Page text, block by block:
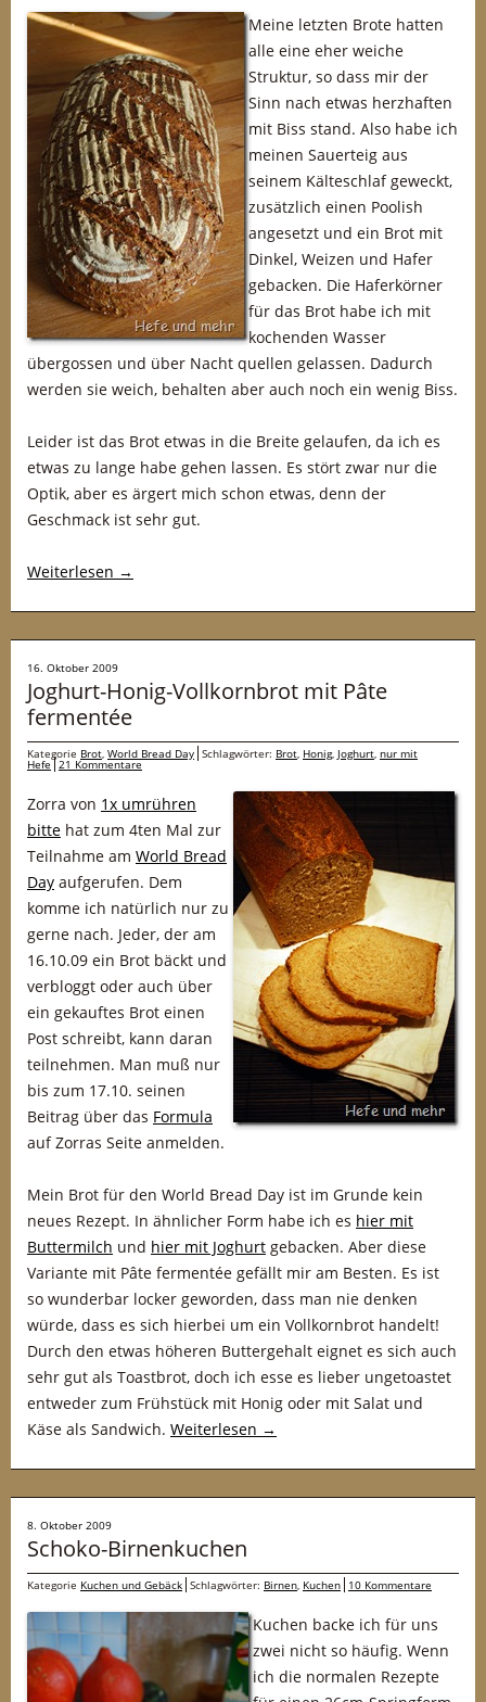
Meine letzten Brote hatten
alle eine eher weiche
Struktur, so dass mir der
Sinn nach etwas herzhaften
mit Biss stand. Also habe ich
meinen Sauerteig aus
seinem Kälteschlaf geweckt,
zusätzlich einen Poolish
angesetzt und ein Brot mit
Dinkel, Weizen und Hafer
gebacken. Die Haferkörner
für das Brot habe ich mit
kochenden Wasser
übergossen und über Nacht quellen gelassen. Dadurch
werden sie weich, behalten aber auch noch ein wenig Biss.
Leider ist das Brot etwas in die Breite gelaufen, da ich es
etwas zu lange habe gehen lassen. Es stört zwar nur die
Optik, aber es ärgert mich schon etwas, denn der
Geschmack ist sehr gut.
Weiterlesen →
16. Oktober 2009
Joghurt-Honig-Vollkornbrot mit Pâte
fermentée
Kategorie Brot, World Bread Day Schlagwörter: Brot, Honig, Joghurt, nur mit
Hefe 21 Kommentare
Zorra von 1x umrühren
bitte hat zum 4ten Mal zur
Teilnahme am World Bread
Day aufgerufen. Dem
komme ich natürlich nur zu
gerne nach. Jeder, der am
16.10.09 ein Brot bäckt und
verbloggt oder auch über
ein gekauftes Brot einen
Post schreibt, kann daran
teilnehmen. Man muß nur
bis zum 17.10. seinen
Beitrag über das Formula
auf Zorras Seite anmelden.
Mein Brot für den World Bread Day ist im Grunde kein
neues Rezept. In ähnlicher Form habe ich es hier mit
Buttermilch und hier mit Joghurt gebacken. Aber diese
Variante mit Pâte fermentée gefällt mir am Besten. Es ist
so wunderbar locker geworden, dass man nie denken
würde, dass es sich hierbei um ein Vollkornbrot handelt!
Durch den etwas höheren Buttergehalt eignet es sich auch
sehr gut als Toastbrot, doch ich esse es lieber ungetoastet
entweder zum Frühstück mit Honig oder mit Salat und
Käse als Sandwich. Weiterlesen →
8. Oktober 2009
Schoko-Birnenkuchen
Kategorie Kuchen und Gebäck Schlagwörter: Birnen, Kuchen 10 Kommentare
Kuchen backe ich für uns
zwei nicht so häufig. Wenn
ich die normalen Rezepte